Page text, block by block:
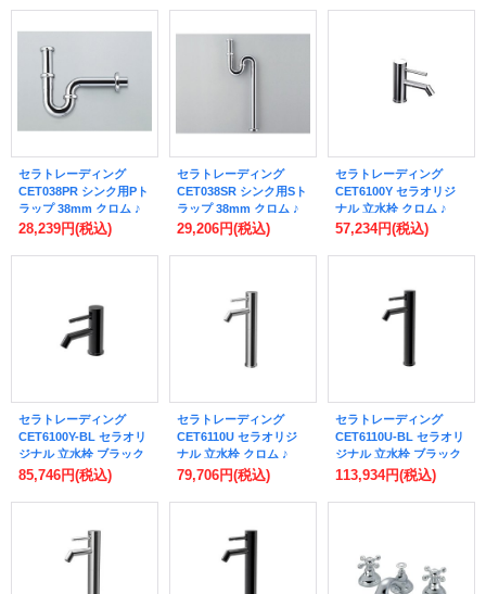
セラトレーディング
CET038PR シンク用Pト
ラップ 38mm クロム ♪
28,239円(税込)
セラトレーディング
CET038SR シンク用Sト
ラップ 38mm クロム ♪
29,206円(税込)
セラトレーディング
CET6100Y セラオリジ
ナル 立水栓 クロム ♪
57,234円(税込)
セラトレーディング
CET6100Y-BL セラオリ
ジナル 立水栓 ブラック
♪
85,746円(税込)
セラトレーディング
CET6110U セラオリジ
ナル 立水栓 クロム ♪
79,706円(税込)
セラトレーディング
CET6110U-BL セラオリ
ジナル 立水栓 ブラック
♪113,934円(税込)